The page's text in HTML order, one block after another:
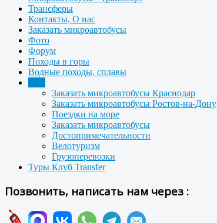
Трансферы
Контакты, О нас
Заказать микроавтобусы
Фото
Форум
Походы в горы
Водные походы, сплавы
Заказать микроавтобусы Краснодар
Заказать микроавтобусы Ростов-на-Дону
Поездки на море
Заказать микроавтобусы
Достопримечательности
Велотуризм
Грузоперевозки
Туры Клуб Transfer
Позвонить, написать нам через :